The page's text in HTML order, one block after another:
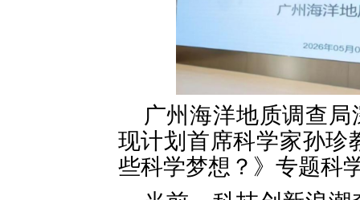
广州海洋地质调查
现计划首席科学家孙珍
些科学梦想？》专题科